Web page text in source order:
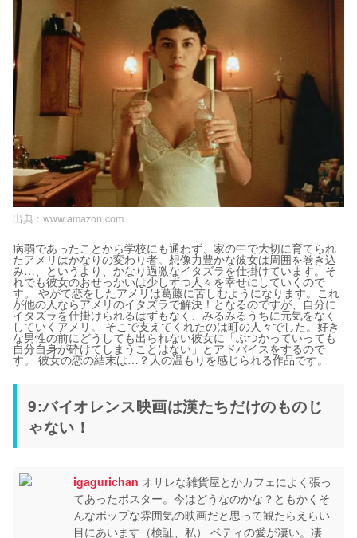
出典 : www.amazon.com
病弱であったことから学校にも通わず、家の中で大切に育てられ
たアメリはかなりの変わり者。想像力豊かな彼女は周囲を巻き込
み…、というより、かなり過激なイタズラを仕掛けています。そ
れでも彼女のおせっかいは少しずつ人々を幸せにしていくので
す。 やがて恋をしたアメリは葛藤に苦しむようになります。これ
が他の人ならアメリのイタズラで解決！となるのですが、自分に
イタズラを仕掛けられるはずもなく、みるみるうちに元気をなく
していくアメリ。 そこで支えてくれたのは町の人々でした。好き
な男性の前にどうしても出られない彼女に「ぶつかっていっても
自分自身が砕けてしまうことはない」とアドバイスをするので
す。 彼女の恋の結末は…？人の温もりを感じられる作品です。
9:バイオレンス映画は漢たちだけのものじ
ゃない！
igagurichan オサレな雑貨屋とかカフェによく張っ
てあったポスター。今はどうなのかな？ともかくそ
んなポップな雰囲気の映画だと思って観たらえらい
目にあいます（検証、私） ベティの愛が凄い。凄